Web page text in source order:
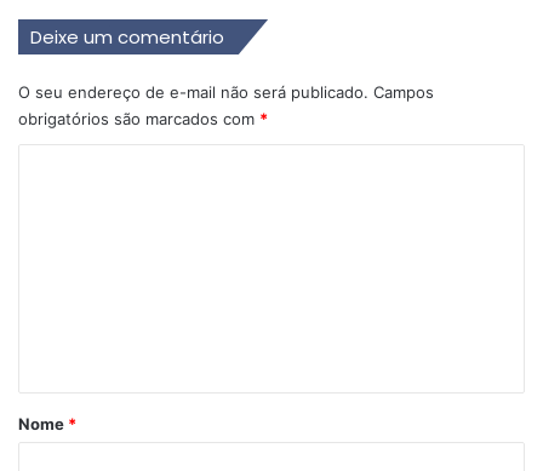
Deixe um comentário
O seu endereço de e-mail não será publicado. Campos
obrigatórios são marcados com *
rNome *